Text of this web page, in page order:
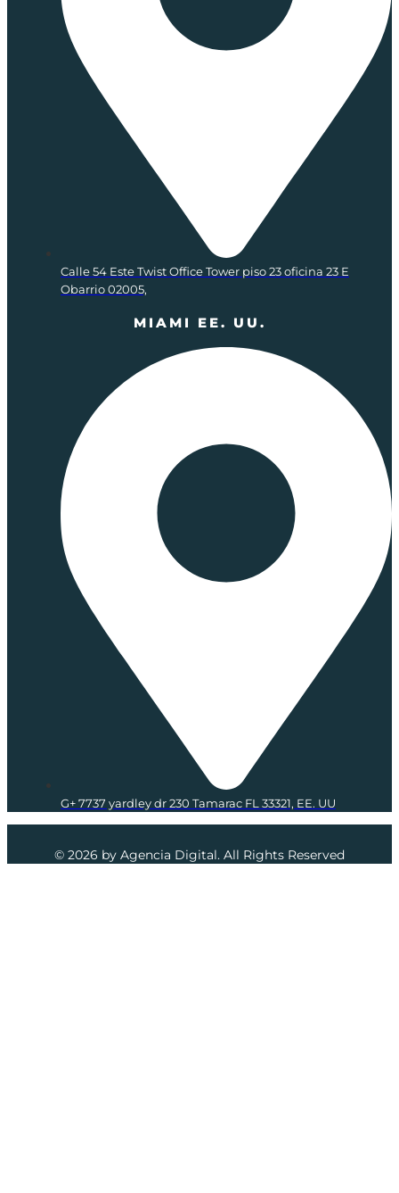
Calle 54 Este Twist Office Tower piso 23 oficina 23 E
Obarrio 02005,
MIAMI EE. UU.
G+ 7737 yardley dr 230 Tamarac FL 33321, EE. UU
© 2026 by Agencia Digital. All Rights Reserved